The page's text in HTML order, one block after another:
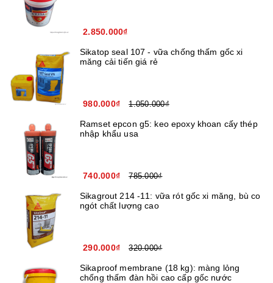
2.850.000₫
Sikatop seal 107 - vữa chống thấm gốc xi
măng cải tiến giá rẻ
980.000₫ 1.050.000₫
Ramset epcon g5: keo epoxy khoan cấy thép
nhập khẩu usa
740.000₫ 785.000₫
Sikagrout 214 -11: vữa rót gốc xi măng, bù co
ngót chất lượng cao
290.000₫ 320.000₫
Sikaproof membrane (18 kg): màng lỏng
chống thấm đàn hồi cao cấp gốc nước